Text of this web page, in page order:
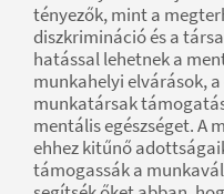
tényezők, mint a
diszkrimináció és a
hatással lehetnek a
munkahelyi elvárások,
munkatársak
mentális egészséget. A
ehhez kitűnő
támogassák a